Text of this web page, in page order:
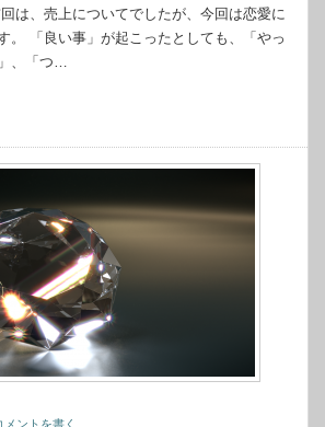
は、売上についてでしたが、今回は恋愛に
。 「良い事」が起こったとしても、「やっ
、「つ…
メントを書く